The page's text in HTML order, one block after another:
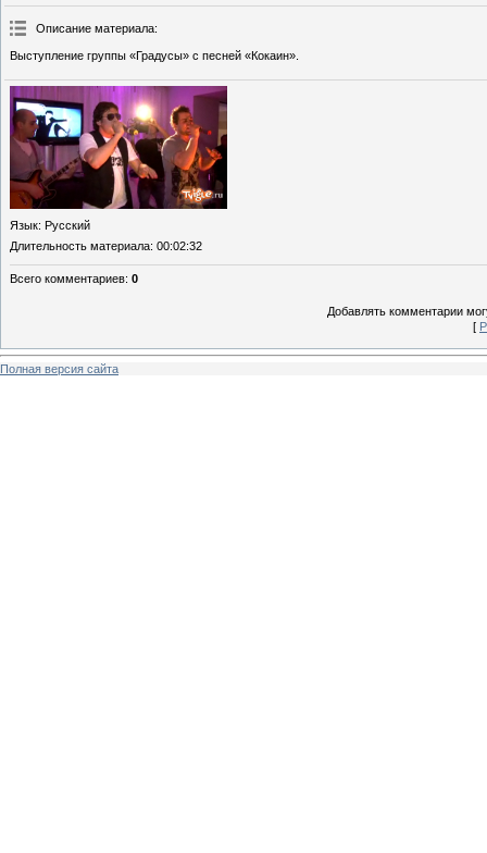
Описание материала:
Выступление группы «Градусы» с песней «Кокаин».
Язык: Русский
Длительность материала: 00:02:32
Всего комментариев: 0
Добавлять комментарии
[
Полная версия сайта